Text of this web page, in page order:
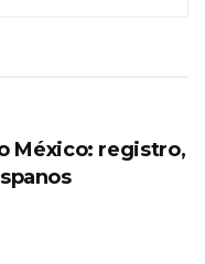
México: registro,